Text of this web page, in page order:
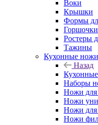
Воки
Крышки
Формы
Ростеры
Тажины
Кухонные ножи
Назад
Наборы
Ножи для
Ножи
Ножи для
Ножи